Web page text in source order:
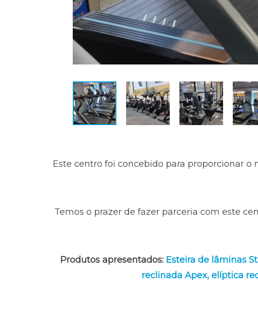
Este centro foi concebido para proporcionar
Temos o prazer de fazer parceria com este
Produtos apresentados: Esteira de lâminas
reclinada Apex, elíptica